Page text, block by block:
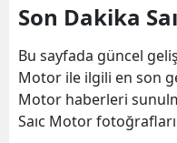
Son Dakika
Bu sayfada güncel
Motor ile ilgili en son
Motor haberleri
Saıc Motor